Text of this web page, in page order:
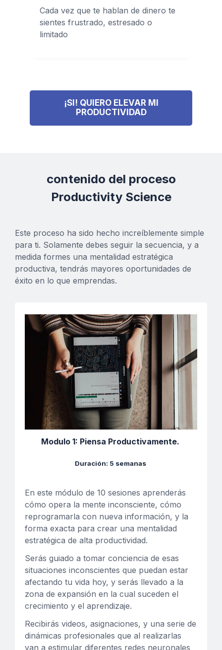
Cada vez que te hablan de dinero te
sientes frustrado, estresado o
limitado
¡SI! QUIERO ELEVAR MI
PRODUCTIVIDAD
contenido del proceso
Productivity Science
Este proceso ha sido hecho increíblemente simple
para ti. Solamente debes seguir la secuencia, y a
medida formes una mentalidad estratégica
productiva, tendrás mayores oportunidades de
éxito en lo que emprendas.
Modulo 1: Piensa Productivamente.
Duración: 5 semanas
En este módulo de 10 sesiones aprenderás
cómo opera la mente inconsciente, cómo
reprogramarla con nueva información, y la
forma exacta para crear una mentalidad
estratégica de alta productividad.
Serás guiado a tomar conciencia de esas
situaciones inconscientes que puedan estar
afectando tu vida hoy, y serás llevado a la
zona de expansión en la cual suceden el
crecimiento y el aprendizaje.
Recibirás videos, asignaciones, y una serie de
dinámicas profesionales que al realizarlas
van a estimular diferentes redes neuronales